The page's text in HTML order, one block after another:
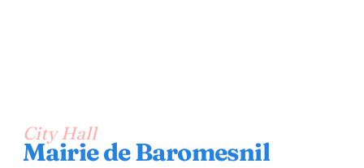
City Hall
Mairie de Baromesnil